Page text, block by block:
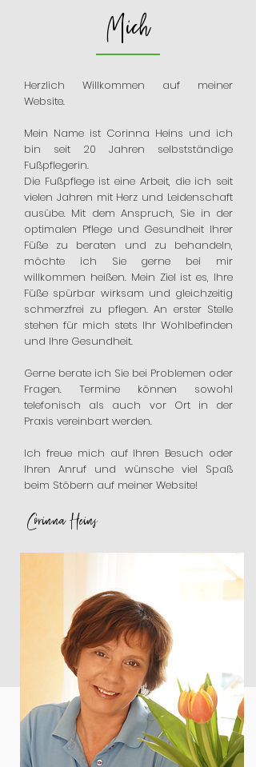
Mich
Herzlich Willkommen auf meiner
Website.
Mein Name ist Corinna Heins und ich
bin seit 20 Jahren selbstständige
Fußpflegerin.
Die Fußpflege ist eine Arbeit, die ich seit
vielen Jahren mit Herz und Leidenschaft
ausübe. Mit dem Anspruch, Sie in der
optimalen Pflege und Gesundheit Ihrer
Füße zu beraten und zu behandeln,
möchte ich Sie gerne bei mir
willkommen heißen. Mein Ziel ist es, Ihre
Füße spürbar wirksam und gleichzeitig
schmerzfrei zu pflegen. An erster Stelle
stehen für mich stets Ihr Wohlbefinden
und Ihre Gesundheit.
Gerne berate ich Sie bei Problemen oder
Fragen. Termine können sowohl
telefonisch als auch vor Ort in der
Praxis vereinbart werden.
Ich freue mich auf Ihren Besuch oder
Ihren Anruf und wünsche viel Spaß
beim Stöbern auf meiner Website!
Corinna Heins